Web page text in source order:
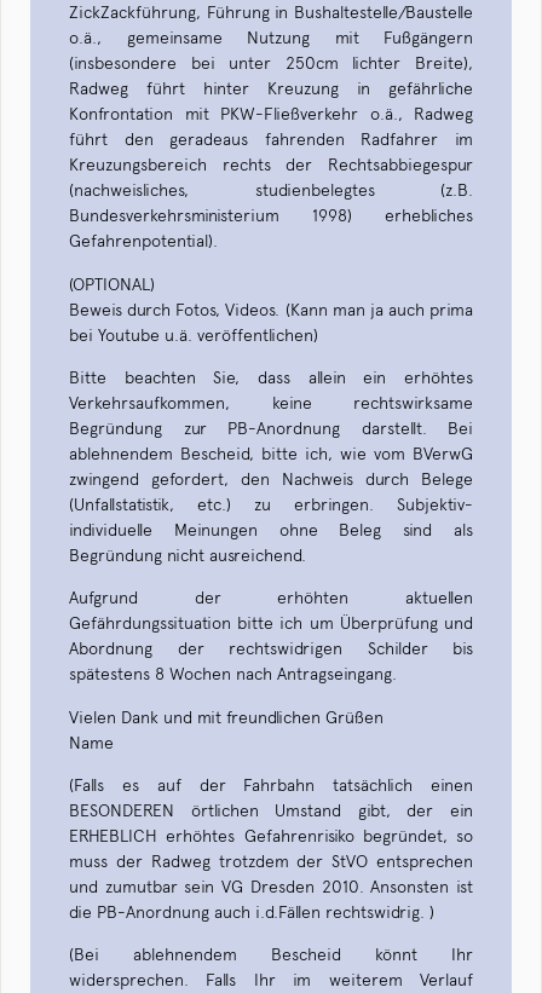
ZickZackführung, Führung in Bushaltestelle/Baustelle
o.ä., gemeinsame Nutzung mit Fußgängern
(insbesondere bei unter 250cm lichter Breite),
Radweg führt hinter Kreuzung in gefährliche
Konfrontation mit PKW-Fließverkehr o.ä., Radweg
führt den geradeaus fahrenden Radfahrer im
Kreuzungsbereich rechts der Rechtsabbiegespur
(nachweisliches, studienbelegtes (z.B.
Bundesverkehrsministerium 1998) erhebliches
Gefahrenpotential).
(OPTIONAL)
Beweis durch Fotos, Videos. (Kann man ja auch prima
bei Youtube u.ä. veröffentlichen)
Bitte beachten Sie, dass allein ein erhöhtes
Verkehrsaufkommen, keine rechtswirksame
Begründung zur PB-Anordnung darstellt. Bei
ablehnendem Bescheid, bitte ich, wie vom BVerwG
zwingend gefordert, den Nachweis durch Belege
(Unfallstatistik, etc.) zu erbringen. Subjektiv-
individuelle Meinungen ohne Beleg sind als
Begründung nicht ausreichend.
Aufgrund der erhöhten aktuellen
Gefährdungssituation bitte ich um Überprüfung und
Abordnung der rechtswidrigen Schilder bis
spätestens 8 Wochen nach Antragseingang.
Vielen Dank und mit freundlichen Grüßen
Name
(Falls es auf der Fahrbahn tatsächlich einen
BESONDEREN örtlichen Umstand gibt, der ein
ERHEBLICH erhöhtes Gefahrenrisiko begründet, so
muss der Radweg trotzdem der StVO entsprechen
und zumutbar sein VG Dresden 2010. Ansonsten ist
die PB-Anordnung auch i.d.Fällen rechtswidrig. )
(Bei ablehnendem Bescheid könnt Ihr
widersprechen. Falls Ihr im weiterem Verlauf